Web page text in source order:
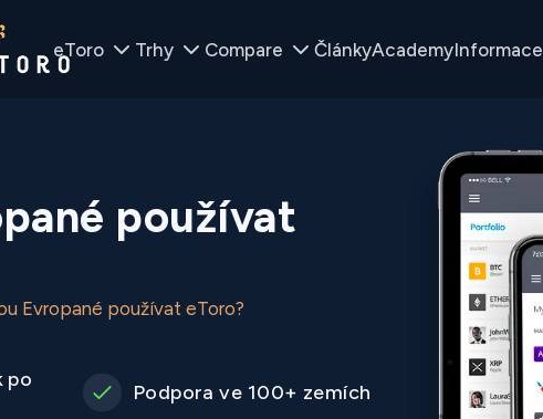
eToro Trhy Compare ČlánkyAcademyInformace
používat
Evropané používat eToro?
po
Podpora ve 100+ zemích